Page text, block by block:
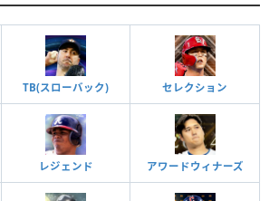
TB(スローバック) セレクション
レジェンド アワードウィナーズ